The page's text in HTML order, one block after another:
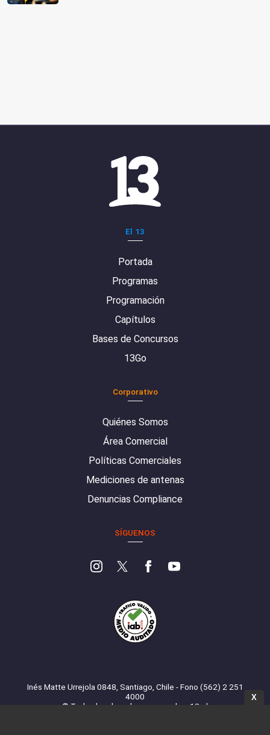
El 13
Portada
Programas
Programación
Capítulos
Bases de Concursos
13Go
Corporativo
Quiénes Somos
Área Comercial
Políticas Comerciales
Mediciones de antenas
Denuncias Compliance
SÍGUENOS
Inés Matte Urrejola 0848, Santiago, Chile - Fono (562) 2 251
4000
© Todos los derechos reservados. 13.cl
X